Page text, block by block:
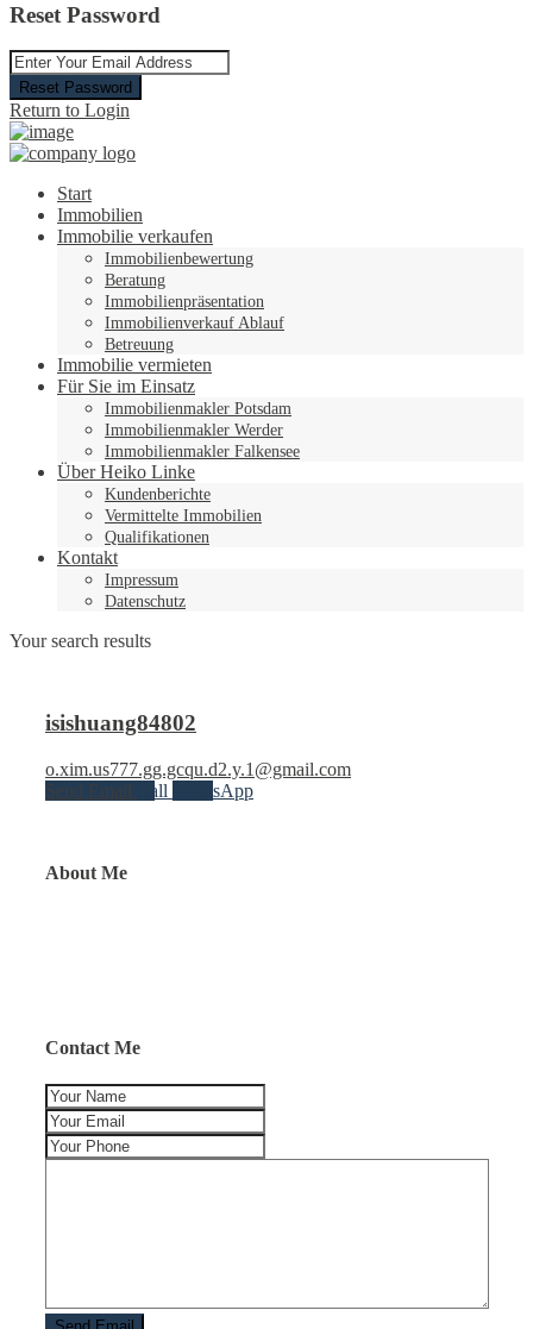
Reset Password
Reset Password
Return to Login
Start
Immobilien
Immobilie verkaufen
Immobilienbewertung
Beratung
Immobilienpräsentation
Immobilienverkauf Ablauf
Betreuung
Immobilie vermieten
Für Sie im Einsatz
Immobilienmakler Potsdam
Immobilienmakler Werder
Immobilienmakler Falkensee
Über Heiko Linke
Kundenberichte
Vermittelte Immobilien
Qualifikationen
Kontakt
Impressum
Datenschutz
Your search results
isishuang84802
o.xim.us777.gg.gcqu.d2.y.1@gmail.com
Send Email
Call WhatsApp
About Me
Contact Me